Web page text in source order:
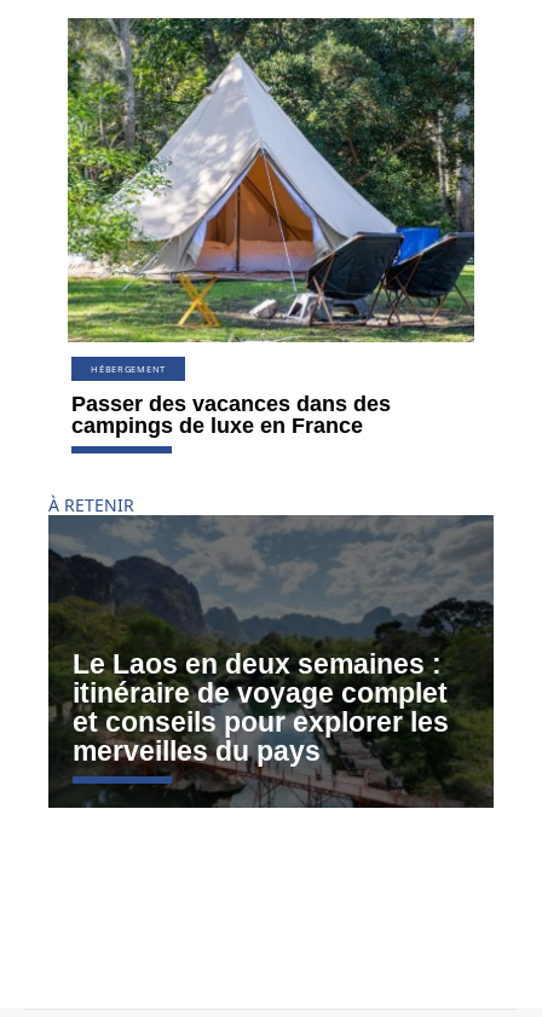
HÉBERGEMENT
Passer des vacances dans des
campings de luxe en France
À RETENIR
Le Laos en deux semaines :
itinéraire de voyage complet
et conseils pour explorer les
merveilles du pays